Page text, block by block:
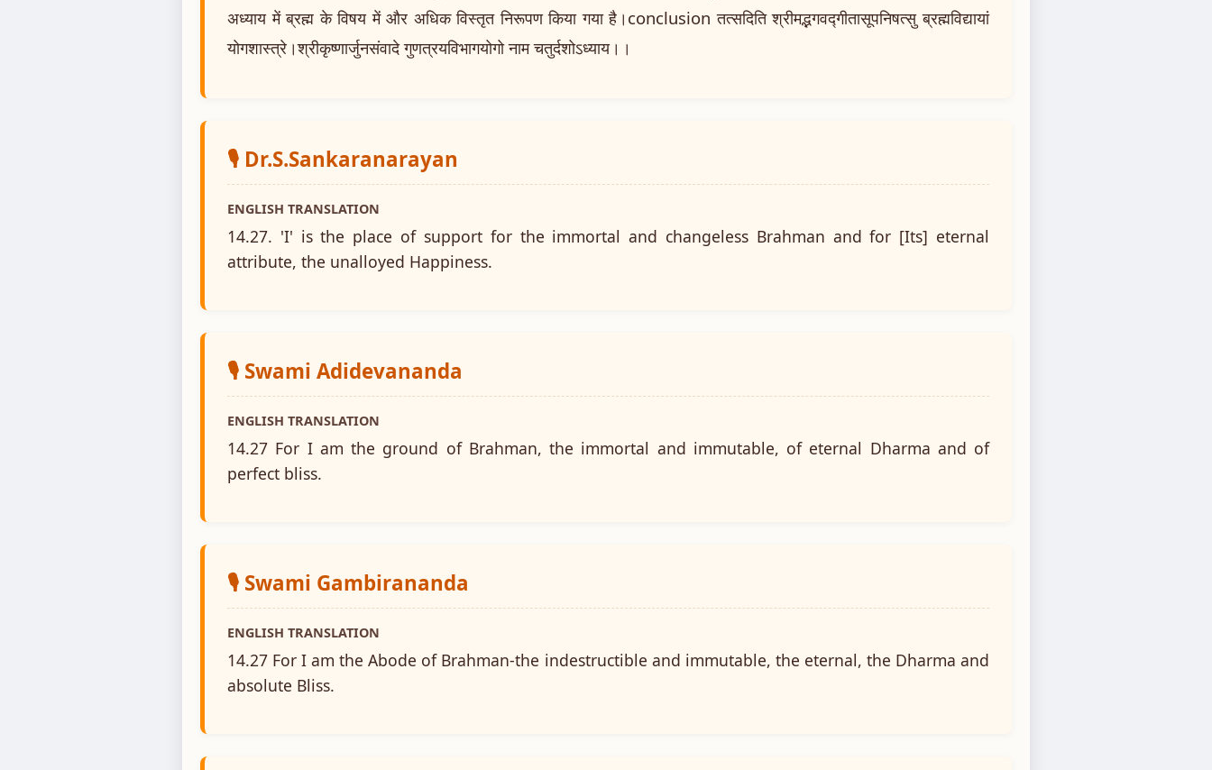
अध्याय में ब्रह्म के विषय में और अधिक विस्तृत निरूपण किया गया है।conclusion तत्सदिति श्रीमद्भगवद्गीतासूपनिषत्सु ब्रह्मविद्यायां
योगशास्त्रे।श्रीकृष्णार्जुनसंवादे गुणत्रयविभागयोगो नाम चतुर्दशोऽध्याय।।
🎙️ Dr.S.Sankaranarayan
ENGLISH TRANSLATION
14.27. 'I' is the place of support for the immortal and changeless Brahman and for [Its] eternal
attribute, the unalloyed Happiness.
🎙️ Swami Adidevananda
ENGLISH TRANSLATION
14.27 For I am the ground of Brahman, the immortal and immutable, of eternal Dharma and of
perfect bliss.
🎙️ Swami Gambirananda
ENGLISH TRANSLATION
14.27 For I am the Abode of Brahman-the indestructible and immutable, the eternal, the Dharma and
absolute Bliss.